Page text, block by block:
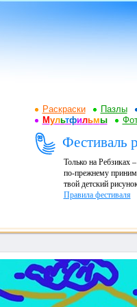
Раскраски
Пазлы
Мультфильмы
Фестиваль
Только на Ребзиках
по-прежнему
твой детский
Правила фестиваля